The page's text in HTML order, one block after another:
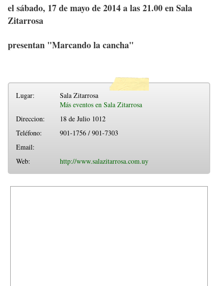
el sábado, 17 de mayo de 2014 a las 21.00 en Sala
Zitarrosa
presentan "Marcando la cancha"
Lugar:
Sala Zitarrosa
Más eventos en Sala Zitarrosa
Direccion:
18 de Julio 1012
Teléfono:
901-1756 / 901-7303
Email:
Web:
http://www.salazitarrosa.com.uy